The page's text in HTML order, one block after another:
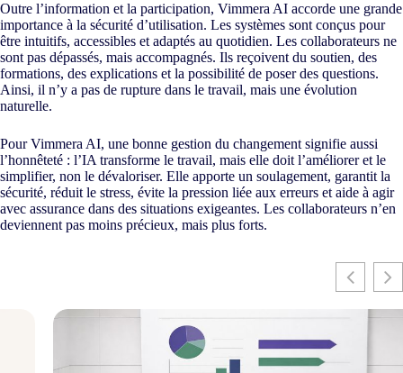
Outre l’information et la participation, Vimmera AI accorde une grande
importance à la sécurité d’utilisation. Les systèmes sont conçus pour
être intuitifs, accessibles et adaptés au quotidien. Les collaborateurs ne
sont pas dépassés, mais accompagnés. Ils reçoivent du soutien, des
formations, des explications et la possibilité de poser des questions.
Ainsi, il n’y a pas de rupture dans le travail, mais une évolution
naturelle.
Pour Vimmera AI, une bonne gestion du changement signifie aussi
l’honnêteté : l’IA transforme le travail, mais elle doit l’améliorer et le
simplifier, non le dévaloriser. Elle apporte un soulagement, garantit la
sécurité, réduit le stress, évite la pression liée aux erreurs et aide à agir
avec assurance dans des situations exigeantes. Les collaborateurs n’en
deviennent pas moins précieux, mais plus forts.